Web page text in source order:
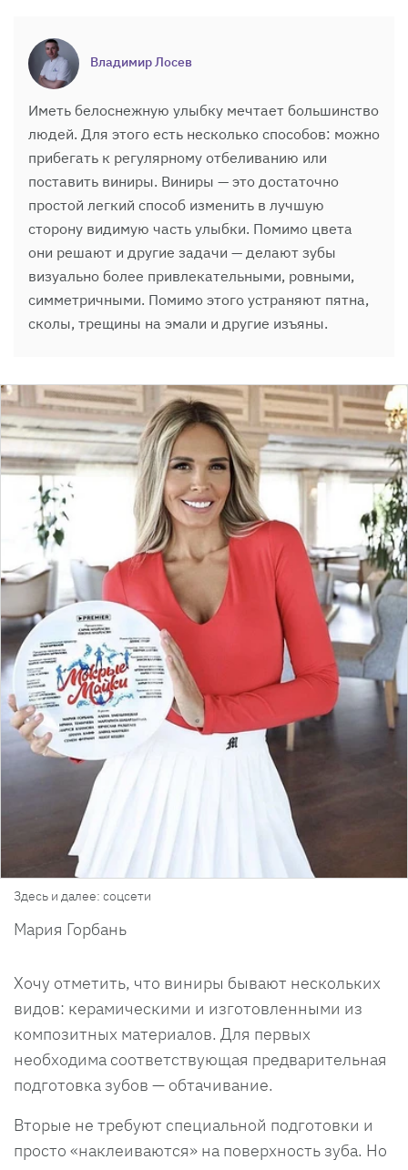
Владимир Лосев
Иметь белоснежную улыбку мечтает большинство
людей. Для этого есть несколько способов: можно
прибегать к регулярному отбеливанию или
поставить виниры. Виниры — это достаточно
простой легкий способ изменить в лучшую
сторону видимую часть улыбки. Помимо цвета
они решают и другие задачи — делают зубы
визуально более привлекательными, ровными,
симметричными. Помимо этого устраняют пятна,
сколы, трещины на эмали и другие изъяны.
Здесь и далее: соцсети
Мария Горбань
Хочу отметить, что виниры бывают нескольких
видов: керамическими и изготовленными из
композитных материалов. Для первых
необходима соответствующая предварительная
подготовка зубов — обтачивание.
Вторые не требуют специальной подготовки и
просто «наклеиваются» на поверхность зуба. Но